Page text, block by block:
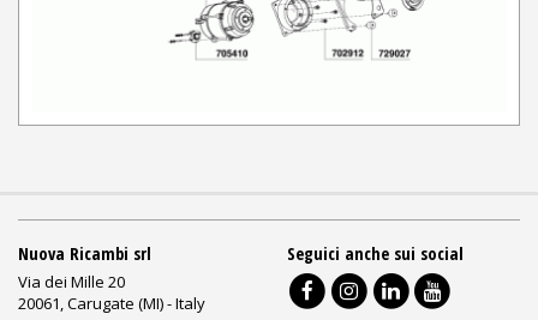
Nuova Ricambi srl
Via dei Mille 20
20061, Carugate (MI) - Italy
Seguici anche sui social